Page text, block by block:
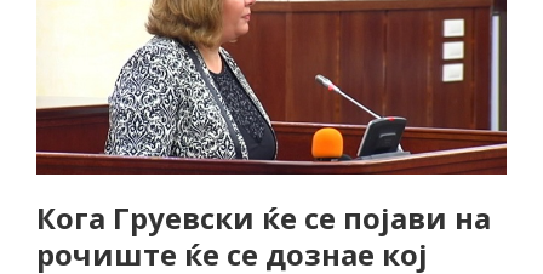
Кога Груевски ќе се појави на
рочиште ќе се дознае кој